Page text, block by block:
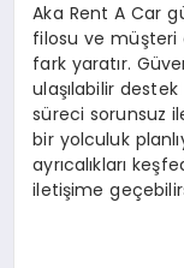
Aka Rent A Car
filosu ve müşteri
fark yaratır.
ulaşılabilir
süreci sorunsuz
bir yolculuk
ayrıcalıkları
iletişime